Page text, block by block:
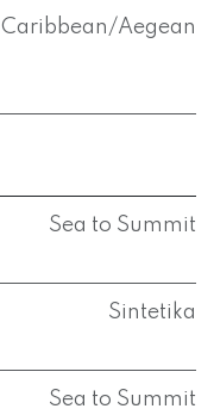
Caribbean/Aegean
Sea to Summit
Sintetika
Sea to Summit